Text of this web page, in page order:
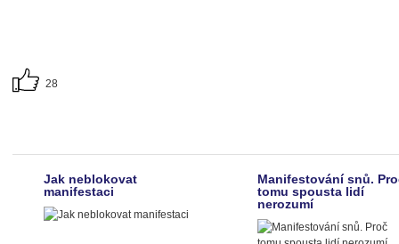
28
Jak neblokovat
manifestaci
Manifestování snů.
tomu spousta lidí
nerozumí